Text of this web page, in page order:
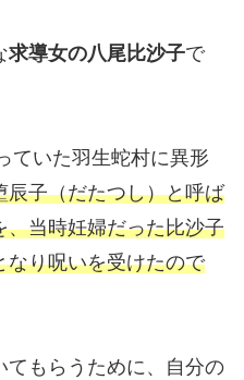
求導女の八尾比沙子で
ていた羽生蛇村に異形
辰子（だたつし）と呼ば
、当時妊婦だった比沙子
なり呪いを受けたので
てもらうために、自分の